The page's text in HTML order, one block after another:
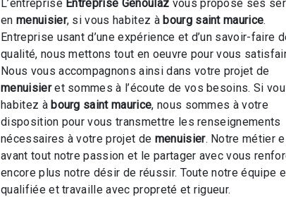
L’entreprise Entreprise Genoulaz vous propose ses
en menuisier, si vous habitez àbourg saint maurice.
Entreprise usant d’une expérience et d’un savoir-faire
qualité, nous mettons tout en oeuvre pour vous
Nous vous accompagnons ainsi dans votre projet de
menuisieret sommes à l’écoute de vos besoins. Si
habitez àbourg saint maurice, nous sommes à votre
disposition pour vous transmettre les renseignements
nécessaires à votre projet de menuisier. Notre métier
avant tout notre passion et le partager avec vous
encore plus notre désir de réussir. Toute notre équipe
qualifiée et travaille avec propreté et rigueur.